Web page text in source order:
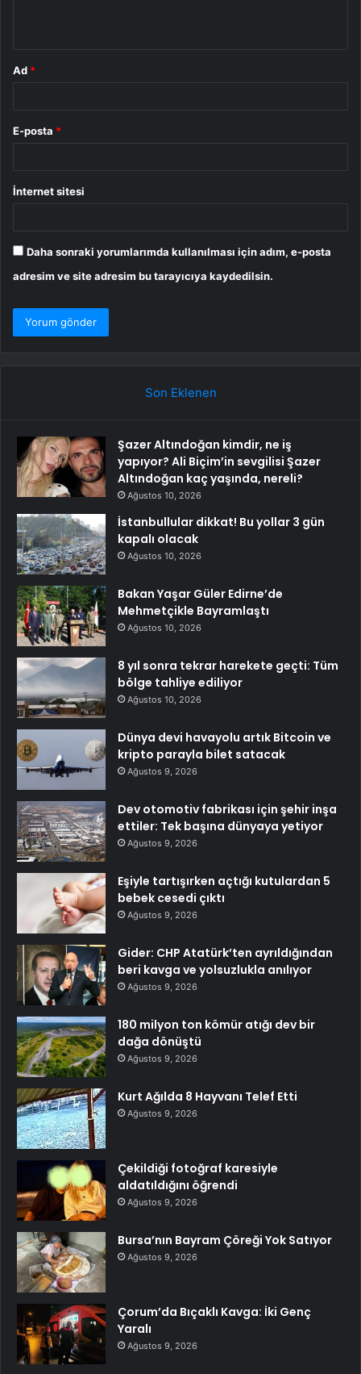
Ad *
E-posta *
İnternet sitesi
Daha sonraki yorumlarımda kullanılması için adım, e-posta
adresim ve site adresim bu tarayıcıya kaydedilsin.
Son Eklenen
Şazer Altındoğan kimdir, ne iş
yapıyor? Ali Biçim’in sevgilisi Şazer
Altındoğan kaç yaşında, nereli?
Ağustos 10, 2026
İstanbullular dikkat! Bu yollar 3 gün
kapalı olacak
Ağustos 10, 2026
Bakan Yaşar Güler Edirne’de
Mehmetçikle Bayramlaştı
Ağustos 10, 2026
8 yıl sonra tekrar harekete geçti: Tüm
bölge tahliye ediliyor
Ağustos 10, 2026
Dünya devi havayolu artık Bitcoin ve
kripto parayla bilet satacak
Ağustos 9, 2026
Dev otomotiv fabrikası için şehir inşa
ettiler: Tek başına dünyaya yetiyor
Ağustos 9, 2026
Eşiyle tartışırken açtığı kutulardan 5
bebek cesedi çıktı
Ağustos 9, 2026
Gider: CHP Atatürk’ten ayrıldığından
beri kavga ve yolsuzlukla anılıyor
Ağustos 9, 2026
180 milyon ton kömür atığı dev bir
dağa dönüştü
Ağustos 9, 2026
Kurt Ağılda 8 Hayvanı Telef Etti
Ağustos 9, 2026
Çekildiği fotoğraf karesiyle
aldatıldığını öğrendi
Ağustos 9, 2026
Bursa’nın Bayram Çöreği Yok Satıyor
Ağustos 9, 2026
Çorum’da Bıçaklı Kavga: İki Genç
Yaralı
Ağustos 9, 2026